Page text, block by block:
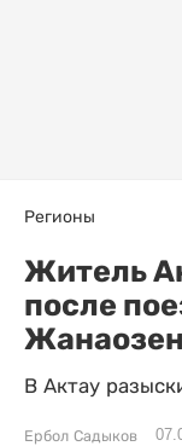
Регионы
Житель
после
В Актау
Ербол Садыков